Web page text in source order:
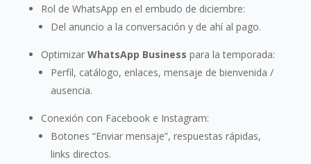
Rol de WhatsApp en el embudo de diciembre:
Del anuncio a la conversación y de ahí al pago.
Optimizar WhatsApp Business para la temporada:
Perfil, catálogo, enlaces, mensaje de bienvenida /
ausencia.
Conexión con Facebook e Instagram:
Botones “Enviar mensaje”, respuestas rápidas,
links directos.